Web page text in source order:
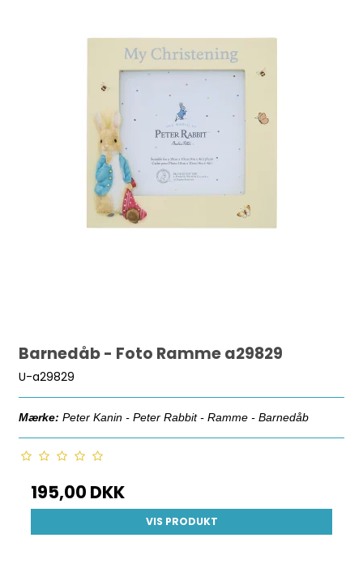
Barnedåb - Foto Ramme a29829
U-a29829
Mærke: Peter Kanin - Peter Rabbit- Ramme - Barnedåb
195,00 DKK
VIS PRODUKT